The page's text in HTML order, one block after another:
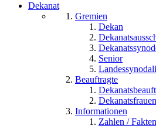
Dekanat
Gremien
Dekan
Senior
Beauftragte
Informationen
Zahlen / Fakten